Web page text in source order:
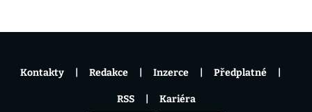
Kontakty Redakce Inzerce Předplatné
RSS Kariéra